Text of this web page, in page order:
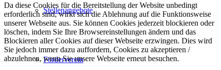
Stellenangebote
Förderverein
Da diese Cookies für die Bereitstellung der Website unbedingt
erforderlich sind, wirkt sich die Ablehnung auf die Funktionsweise
unserer Webseite aus. Sie können Cookies jederzeit blockieren oder
löschen, indem Sie Ihre Browsereinstellungen ändern und das
Blockieren aller Cookies auf dieser Webseite erzwingen. Dies wird
Sie jedoch immer dazu auffordern, Cookies zu akzeptieren /
abzulehnen, wenn Sie unsere Webseite erneut besuchen.